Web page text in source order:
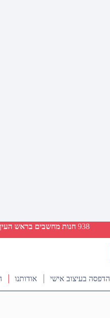
938 חנות מחשבים בראש
הדפסה בעיצוב אישי אודותנו